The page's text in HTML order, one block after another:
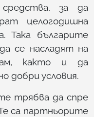
за да
целогодишна
Така българите
се насладят на
както и да
добри условия.
трябва да спре
са партньорите